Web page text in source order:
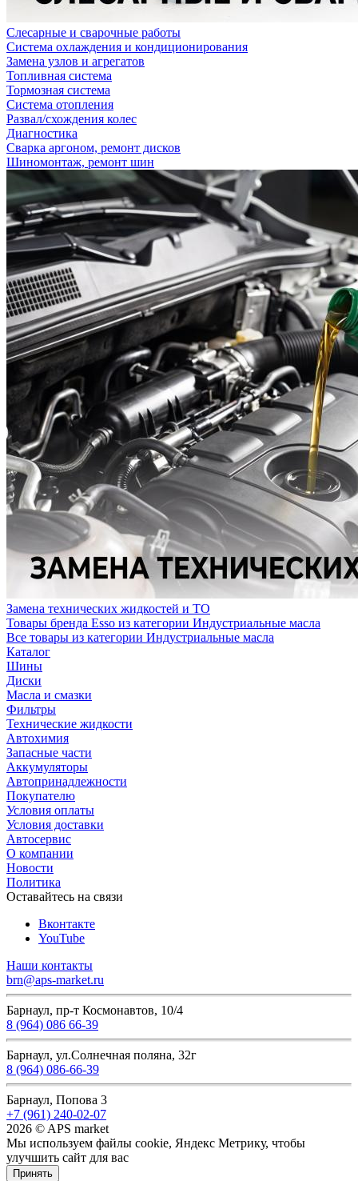
Слесарные и сварочные работы
Система охлаждения и кондиционирования
Замена узлов и агрегатов
Топливная система
Тормозная система
Система отопления
Развал/схождения колес
Диагностика
Сварка аргоном, ремонт дисков
Шиномонтаж, ремонт шин
Замена технических жидкостей и ТО
Товары бренда Esso из категории Индустриальные масла
Все товары из категории Индустриальные масла
Каталог
Шины
Диски
Масла и смазки
Фильтры
Технические жидкости
Автохимия
Запасные части
Аккумуляторы
Автопринадлежности
Покупателю
Условия оплаты
Условия доставки
Автосервис
О компании
Новости
Политика
Оставайтесь на связи
Вконтакте
YouTube
Наши контакты
brn@aps-market.ru
Барнаул, пр-т Космонавтов, 10/4
8 (964) 086 66-39
Барнаул, ул.Солнечная поляна, 32г
8 (964) 086-66-39
Барнаул, Попова 3
+7 (961) 240-02-07
2026 © APS market
Мы используем файлы cookie, Яндекс Метрику, чтобы
улучшить сайт для вас
Принять